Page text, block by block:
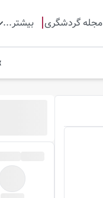
مجله گردشگری بیشتر...